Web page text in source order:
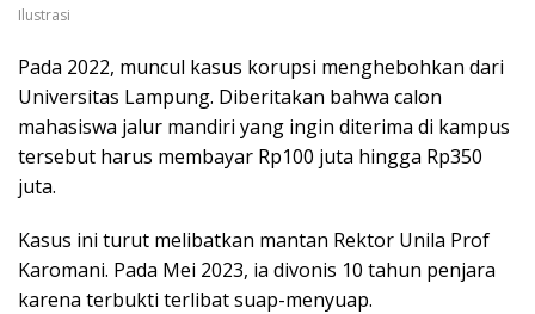
Ilustrasi
Pada 2022, muncul kasus korupsi menghebohkan dari
Universitas Lampung. Diberitakan bahwa calon
mahasiswa jalur mandiri yang ingin diterima di kampus
tersebut harus membayar Rp100 juta hingga Rp350
juta.
Kasus ini turut melibatkan mantan Rektor Unila Prof
Karomani. Pada Mei 2023, ia divonis 10 tahun penjara
karena terbukti terlibat suap-menyuap.